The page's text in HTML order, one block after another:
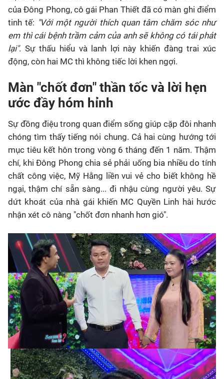
của Đông Phong, cô gái Phan Thiết đã có màn ghi điểm
tinh tế: "Với một người thích quan tâm chăm sóc như
em thì cái bệnh trầm cảm của anh sẽ không có tái phát
lại". Sự thấu hiểu và lanh lợi này khiến đàng trai xúc
động, còn hai MC thì không tiếc lời khen ngợi.
Màn "chốt đơn" thần tốc và lời hẹn
ước đầy hóm hỉnh
Sự đồng điệu trong quan điểm sống giúp cặp đôi nhanh
chóng tìm thấy tiếng nói chung. Cả hai cùng hướng tới
mục tiêu kết hôn trong vòng 6 tháng đến 1 năm. Thậm
chí, khi Đông Phong chia sẻ phải uống bia nhiều do tính
chất công việc, Mỹ Hằng liền vui vẻ cho biết không hề
ngại, thậm chí sẵn sàng... đi nhậu cùng người yêu. Sự
dứt khoát của nhà gái khiến MC Quyền Linh hài hước
nhận xét cô nàng "chốt đơn nhanh hơn gió".